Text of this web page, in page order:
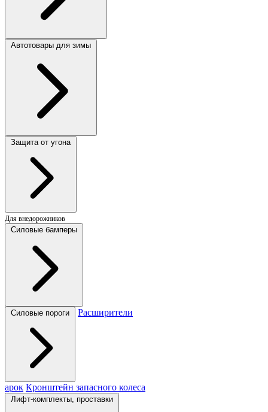
Автотовары для зимы
Защита от угона
Для внедорожников
Силовые бамперы
Силовые пороги Расширители
арок Кронштейн запасного колеса
Лифт-комплекты, проставки